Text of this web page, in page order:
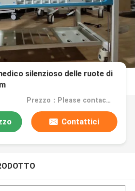
silenzioso delle ruote di
Prezzo：Please contact us for the price
Contattici